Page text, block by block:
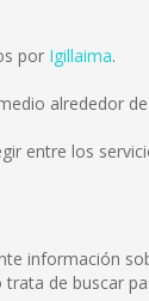
por Igillaima.
alrededor
entre los
información
de buscar